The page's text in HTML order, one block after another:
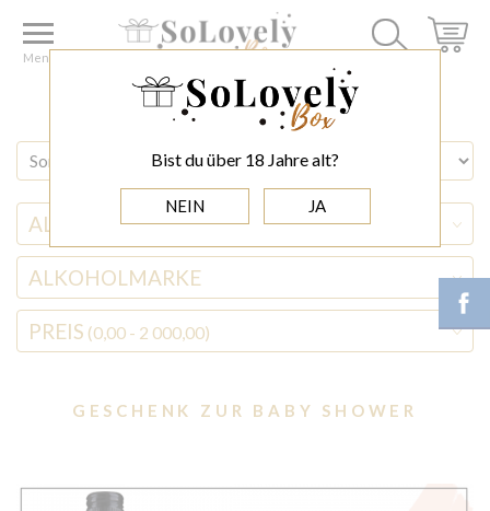
Bist du über 18 Jahre alt?
NEIN JA
Menu
Home
GELEGENHEITEN
GESCHENK ZUR BABY SHOWER
ALKOHOLSORTE
ALKOHOLMARKE
PREIS (0,00 - 2 000,00)
GESCHENK ZUR BABY SHOWER